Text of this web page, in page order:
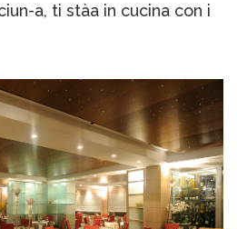
a, ti stàa in cucina con i